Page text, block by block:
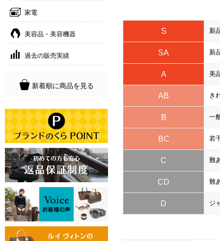
家電
美容品・美容機器
過去の販売実績
新着順に商品を見る
S 新
SA 新
A 美
AB き
B 一
BC 若
C 難
CD 難
D ジ